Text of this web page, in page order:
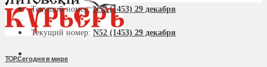
Текущий номер:N52 (1453) 29 декабря
Текущий номер: N52 (1453) 29 декабря
TOP,Сегодня в мире